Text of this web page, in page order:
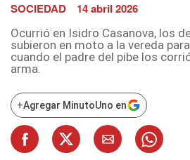
SOCIEDAD 14 abril 2026
Ocurrió en Isidro Casanova, los
subieron en moto a la vereda
cuando el padre del pibe los
arma.
+Agregar MinutoUno en